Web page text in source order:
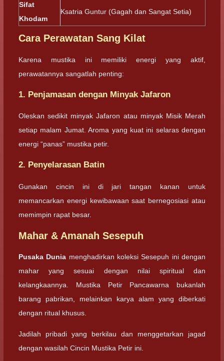
Sifat
Khodam
Ksatria Guntur (Gagah dan Sangat Setia)
Cara Perawatan Sang Kilat
Karena mustika ini memiliki energi yang aktif,
perawatannya sangatlah penting:
1. Penjamasan dengan Minyak Jafaron
Oleskan sedikit minyak Jafaron atau minyak Misik Merah
setiap malam Jumat. Aroma yang kuat ini selaras dengan
energi “panas” mustika petir.
2. Penyelarasan Batin
Gunakan cincin ini di jari tangan kanan untuk
memancarkan energi kewibawaan saat bernegosiasi atau
memimpin rapat besar.
Mahar & Amanah Sesepuh
Pusaka Dunia menghadirkan koleksi Sesepuh ini dengan
mahar yang sesuai dengan nilai spiritual dan
kelangkaannya. Mustika Petir Pancawarna bukanlah
barang pabrikan, melainkan karya alam yang diberkati
dengan ritual khusus.
Jadilah pribadi yang berkilau dan menggetarkan jagad
dengan wasilah Cincin Mustika Petir ini.